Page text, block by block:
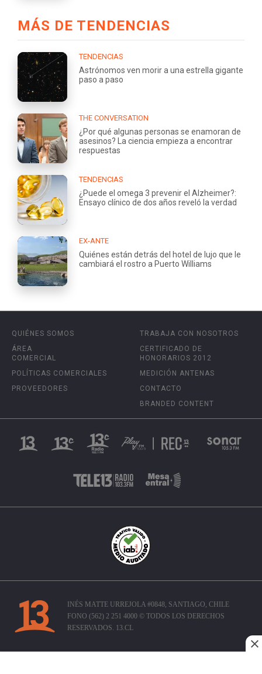
MÁS DE TENDENCIAS
TENDENCIAS
Astrónomos ven morir a una estrella gigante
paso a paso
THE CONVERSATION
¿Por qué algunas personas se enamoran de
asesinos? La ciencia empieza a encontrar
respuestas
TENDENCIAS
¿Puede el omega 3 prevenir el Alzheimer?:
Ensayo clínico de dos años reveló la verdad
EX-ANTE
Quiénes están detrás del hotel de lujo que le
cambiará el rostro a Puerto Williams
QUIÉNES SOMOS
ÁREA
COMERCIAL
POLÍTICAS COMERCIALES
PROVEEDORES
TRABAJA CON NOSOTROS
CERTIFICADO DE
HONORARIOS 2012
MEDICIÓN ANTENAS
CONTACTO
BRANDED CONTENT
INÉS MATTE URREJOLA #0848, SANTIAGO, CHILE
FONO (562) 2 251 4000 © TODOS LOS DERECHOS
RESERVADOS. 13.CL